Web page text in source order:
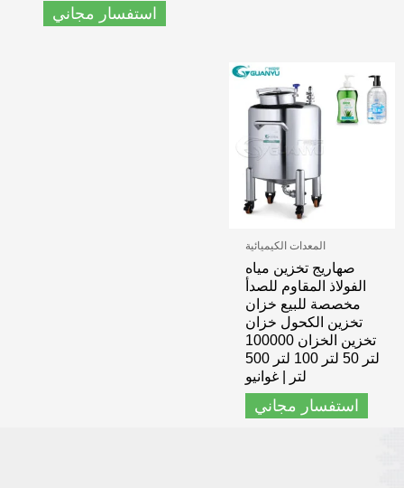
استفسار مجاني
المعدات الكيميائية
صهاريج تخزين مياه
الفولاذ المقاوم للصدأ
مخصصة للبيع خزان
تخزين الكحول خزان
تخزين الخزان 100000
لتر 50 لتر 100 لتر 500
لتر | غوانيو
استفسار مجاني